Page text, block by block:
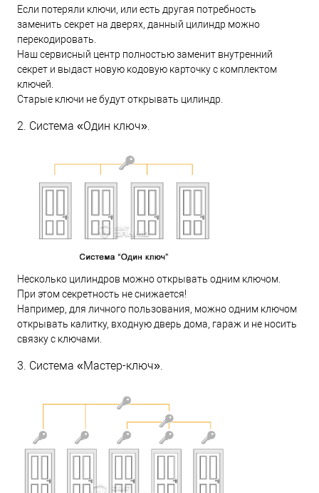
Если потеряли ключи, или есть другая потребность
заменить секрет на дверях, данный цилиндр можно
перекодировать.
Наш сервисный центр полностью заменит внутренний
секрет и выдаст новую кодовую карточку с комплектом
ключей.
Старые ключи не будут открывать цилиндр.
2. Система «Один ключ».
Несколько цилиндров можно открывать одним ключом.
При этом секретность не снижается!
Например, для личного пользования, можно одним ключом
открывать калитку, входную дверь дома, гараж и не носить
связку с ключами.
3. Система «Мастер-ключ».